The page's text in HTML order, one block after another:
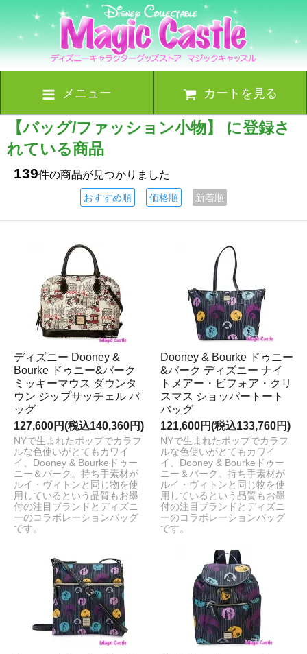
メニュー カートを見る
【バッグ/ファッション小物】 に登録さ
れている商品
139件の商品が見つかりました
おすすめ順 価格順 新着順
ディズニー Dooney &
Bourke ドゥニー&バーク
ミッキーマウス ダウンタ
ウン ジップサッチェル バ
ッグ
127,600円(税込140,360円)
NYで生まれたポップでカラフ
ルな色使いがとてもカワイ
イ、Dooney & Bourkeドゥー
ニー＆バーク。持ち手素材が
ルイ・ヴィトンと同じ物を使
用しているという品質もお墨
付の注目ブランドとディズニ
ーのコラボレーションバッグ
です。
Dooney & Bourke ドゥニー
&バーク ディズニー ナイ
トメアー・ビフォア・クリ
スマス ショッパートート
バッグ
121,600円(税込133,760円)
NYで生まれたポップでカラフ
ルな色使いがとてもカワイ
イ、Dooney & Bourkeドゥー
ニー＆バーク。持ち手素材が
ルイ・ヴィトンと同じ物を使
用しているという品質もお墨
付の注目ブランドとディズニ
ーのコラボレーションバッグ
です。